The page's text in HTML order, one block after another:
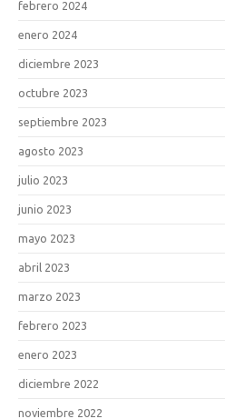
febrero 2024
enero 2024
diciembre 2023
octubre 2023
septiembre 2023
agosto 2023
julio 2023
junio 2023
mayo 2023
abril 2023
marzo 2023
febrero 2023
enero 2023
diciembre 2022
noviembre 2022